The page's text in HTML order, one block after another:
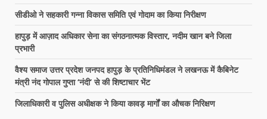
सीडीओ ने सहकारी गन्ना विकास समिति एवं गोदाम का किया निरीक्षण
हापुड़ में आज़ाद अधिकार सेना का संगठनात्मक विस्तार, नदीम खान बने जिला
प्रभारी
वैश्य समाज उत्तर प्रदेश जनपद हापुड़ के प्रतिनिधिमंडल ने लखनऊ में कैबिनेट
मंत्री नंद गोपाल गुप्ता ‘नंदी’ से की शिष्टाचार भेंट
जिलाधिकारी व पुलिस अधीक्षक ने किया कावड़ मार्गों का औचक निरिक्षण